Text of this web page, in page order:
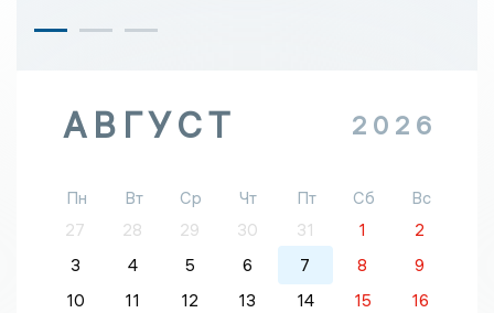
АВГУСТ 2026
Пн Вт Ср Чт Пт Сб
Вс
27
28 29 30 31 1
2
3
4 5 6 7 8
9
10
11 12 13 14 15
16